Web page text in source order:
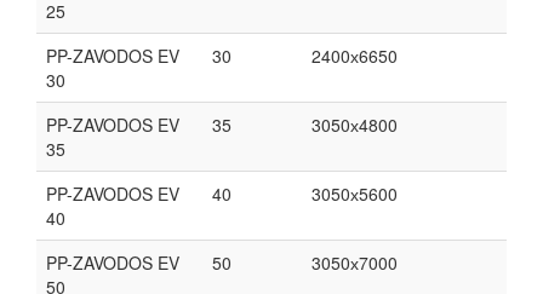
25
PP-ZAVODOS EV
30
30 2400х6650
PP-ZAVODOS EV
35
35 3050х4800
PP-ZAVODOS EV
40
40 3050х5600
PP-ZAVODOS EV
50
50 3050х7000